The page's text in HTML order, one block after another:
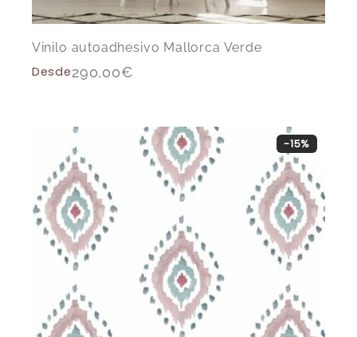
Vinilo autoadhesivo Mallorca Verde
Desde290,00€
-15%